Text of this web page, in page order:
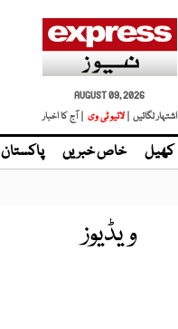
AUGUST 09, 2026
اشتہار لگائیں | لائیو ٹی وی | آج کا اخبار
کھیل خاص خبریں پاکستان
ویڈیوز